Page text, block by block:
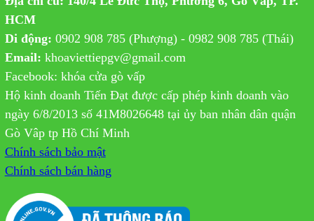
HCM
Di động: 0902 908 785 (Phượng) - 0982 908 785 (Thái)
Email: khoaviettiepgv@gmail.com
Facebook: khóa cửa gò vấp
Hộ kinh doanh Tiến Đạt được cấp phép kinh doanh vào
ngày 6/8/2013 số 41M8026648 tại ủy ban nhân dân quận
Gò Vâp tp Hồ Chí Minh
Chính sách bảo mật
Chính sách bán hàng